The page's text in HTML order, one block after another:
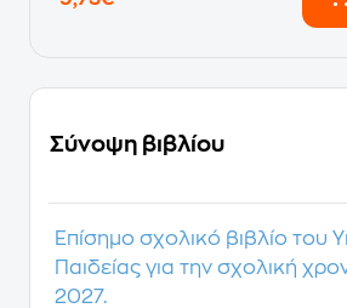
Σύνοψη βιβλίου
Επίσημο σχολικό βιβλίο του
Παιδείας για την σχολική
2027.